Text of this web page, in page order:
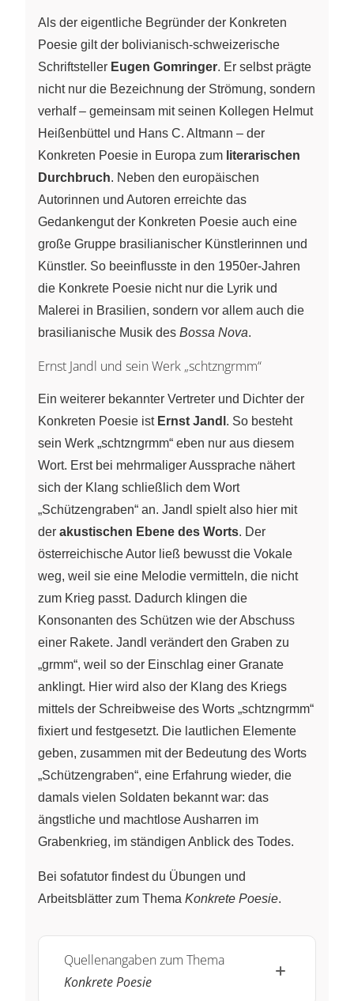
Als der eigentliche Begründer der Konkreten
Poesie gilt der bolivianisch-schweizerische
Schriftsteller Eugen Gomringer. Er selbst prägte
nicht nur die Bezeichnung der Strömung, sondern
verhalf – gemeinsam mit seinen Kollegen Helmut
Heißenbüttel und Hans C. Altmann – der
Konkreten Poesie in Europa zum literarischen
Durchbruch. Neben den europäischen
Autorinnen und Autoren erreichte das
Gedankengut der Konkreten Poesie auch eine
große Gruppe brasilianischer Künstlerinnen und
Künstler. So beeinflusste in den 1950er-Jahren
die Konkrete Poesie nicht nur die Lyrik und
Malerei in Brasilien, sondern vor allem auch die
brasilianische Musik des Bossa Nova.
Ernst Jandl und sein Werk „schtzngrmm“
Ein weiterer bekannter Vertreter und Dichter der
Konkreten Poesie ist Ernst Jandl . So besteht
sein Werk „schtzngrmm“ eben nur aus diesem
Wort. Erst bei mehrmaliger Aussprache nähert
sich der Klang schließlich dem Wort
„Schützengraben“ an. Jandl spielt also hier mit
der akustischen Ebene des Worts. Der
österreichische Autor ließ bewusst die Vokale
weg, weil sie eine Melodie vermitteln, die nicht
zum Krieg passt. Dadurch klingen die
Konsonanten des Schützen wie der Abschuss
einer Rakete. Jandl verändert den Graben zu
„grmm“, weil so der Einschlag einer Granate
anklingt. Hier wird also der Klang des Kriegs
mittels der Schreibweise des Worts „schtzngrmm“
fixiert und festgesetzt. Die lautlichen Elemente
geben, zusammen mit der Bedeutung des Worts
„Schützengraben“, eine Erfahrung wieder, die
damals vielen Soldaten bekannt war: das
ängstliche und machtlose Ausharren im
Grabenkrieg, im ständigen Anblick des Todes.
Bei sofatutor findest du Übungen und
Arbeitsblätter zum Thema Konkrete Poesie.
Quellenangaben zum Thema
Konkrete Poesie